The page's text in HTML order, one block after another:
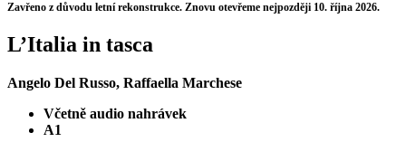
Zavřeno z důvodu letní rekonstrukce. Znovu otevřeme nejpozději 10. října 2026.
L’Italia in tasca
Angelo Del Russo, Raffaella Marchese
Včetně audio nahrávek
A1